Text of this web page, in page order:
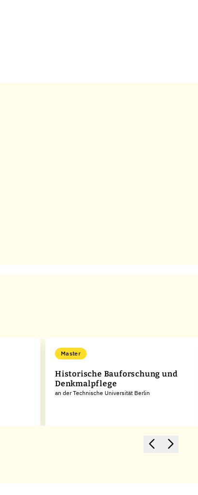
Master
Historische Bauforschung und
Denkmalpflege
an der Technische Universität Berlin